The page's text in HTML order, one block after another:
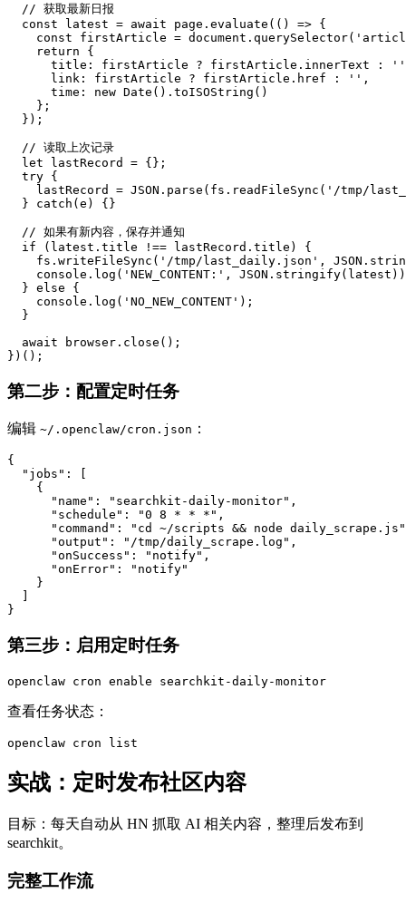
  // 获取最新日报
  const latest = await page.evaluate(() => {
const firstArticle =
    return {
title: firstArticle ? firstArticle.innerText :
      link: firstArticle ? firstArticle.href : '',
      time: new Date().toISOString()
    };
  });
  // 读取上次记录
  let lastRecord = {};
  try {
lastRecord = JSON.parse(fs.readFileSync('/tmp/
  } catch(e) {}
  // 如果有新内容，保存并通知
  if (latest.title !== lastRecord.title) {
fs.writeFileSync('/tmp/last_daily.json',
console.log('NEW_CONTENT:',
  } else {
    console.log('NO_NEW_CONTENT');
  }
  await browser.close();
})();
第二步：配置定时任务
编辑 ~/.openclaw/cron.json ：
{
  "jobs": [
    {
      "name": "searchkit-daily-monitor",
      "schedule": "0 8 * * *",
"command": "cd ~/scripts && node
      "output": "/tmp/daily_scrape.log",
      "onSuccess": "notify",
      "onError": "notify"
    }
}
第三步：启用定时任务
openclaw cron enable searchkit-daily-monitor
查看任务状态：
openclaw cron list
实战：定时发布社区内容
目标：每天自动从 HN 抓取 AI 相关内容，整理后发布到
searchkit。
完整工作流